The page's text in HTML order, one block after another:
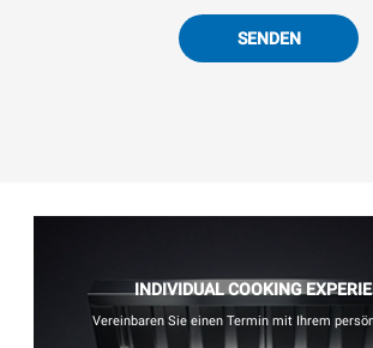
SENDEN
INDIVIDUAL COOKING
Vereinbaren Sie einen Termin mit Ihrem